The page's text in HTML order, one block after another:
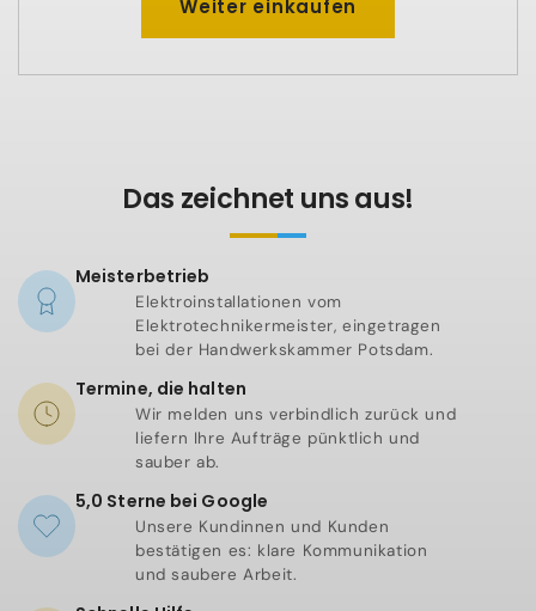
Weiter einkaufen
Das zeichnet uns aus!
Meisterbetrieb
Elektroinstallationen vom
Elektrotechnikermeister, eingetragen
bei der Handwerkskammer Potsdam.
Termine, die halten
Wir melden uns verbindlich zurück und
liefern Ihre Aufträge pünktlich und
sauber ab.
5,0 Sterne bei Google
Unsere Kundinnen und Kunden
bestätigen es: klare Kommunikation
und saubere Arbeit.